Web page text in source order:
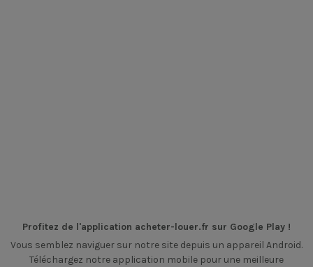
Profitez de l'application acheter-louer.fr sur Google Play !
Vous semblez naviguer sur notre site depuis un appareil Android.
Téléchargez notre application mobile pour une meilleure